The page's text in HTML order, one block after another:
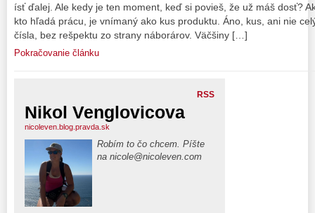
ísť ďalej. Ale kedy je ten moment, keď si povieš, že už máš dosť?
kto hľadá prácu, je vnímaný ako kus produktu. Áno, kus, ani nie
čísla, bez rešpektu zo strany náborárov. Väčšiny […]
Pokračovanie článku
RSS
Nikol Venglovicova
nicoleven.blog.pravda.sk
Robím to čo chcem. Píšte
na nicole@nicoleven.com